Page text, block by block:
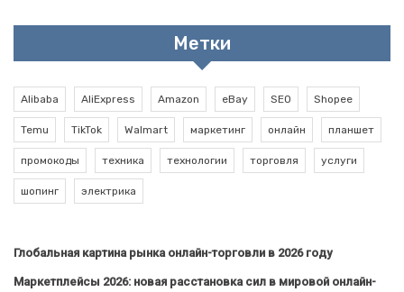
Метки
Alibaba AliExpress Amazon eBay SEO Shopee
Temu TikTok Walmart маркетинг онлайн планшет
промокоды техника технологии торговля услуги
шопинг электрика
Глобальная картина рынка онлайн-торговли в 2026 году
Маркетплейсы 2026: новая расстановка сил в мировой онлайн-